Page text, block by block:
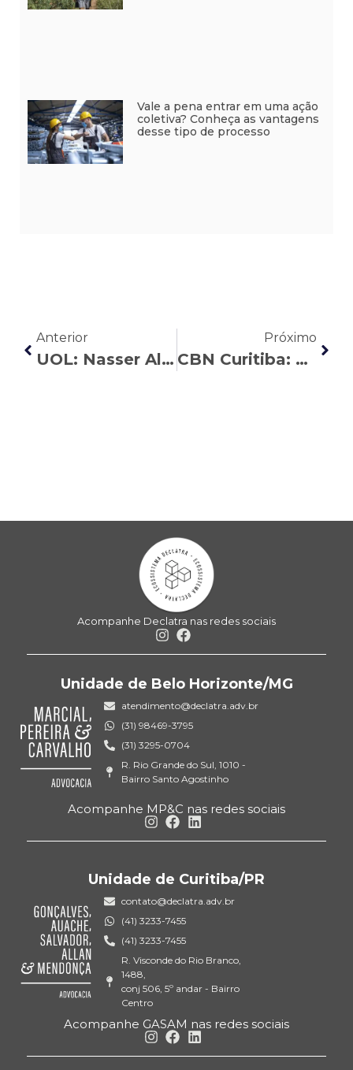
Vale a pena entrar em uma ação
coletiva? Conheça as vantagens
desse tipo de processo
Anterior
UOL: Nasser Allan explica o impacto da recuperação judicial no recebimento de verbas rescisórias
Próximo
CBN Curitiba: Francine Cadó explica a regra da pensão por morte para cada subclasse de dependente
Acompanhe Declatra nas redes sociais
Unidade de Belo Horizonte/MG
atendimento@declatra.adv.br
(31) 98469-3795
(31) 3295-0704
R. Rio Grande do Sul, 1010 -
Bairro Santo Agostinho
Acompanhe MP&C nas redes sociais
Unidade de Curitiba/PR
contato@declatra.adv.br
(41) 3233-7455
(41) 3233-7455
R. Visconde do Rio Branco,
1488,
conj 506, 5º andar - Bairro
Centro
Acompanhe GASAM nas redes sociais